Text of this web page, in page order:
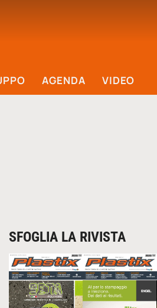
AGENDA VIDEO
SFOGLIA LA RIVISTA